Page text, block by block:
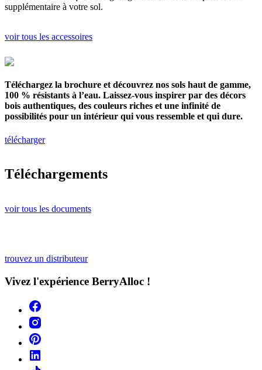
supplémentaire à votre sol.
voir tous les accessoires
Téléchargez la brochure et découvrez nos sols haut de gamme,
100 % résistants à l’eau. Laissez-vous inspirer par des décors
bois authentiques, des couleurs riches et une infinité de
possibilités pour un intérieur qui vous ressemble et qui dure.
télécharger
Téléchargements
voir tous les documents
trouvez un distributeur
Vivez l'expérience BerryAlloc !